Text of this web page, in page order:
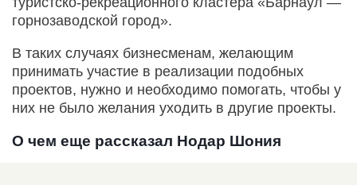
горнозаводской город».
В таких случаях бизнесменам, желающим
принимать участие в реализации подобных
проектов, нужно и необходимо помогать, чтобы у
них не было желания уходить в другие проекты.
О чем еще рассказал Нодар Шония